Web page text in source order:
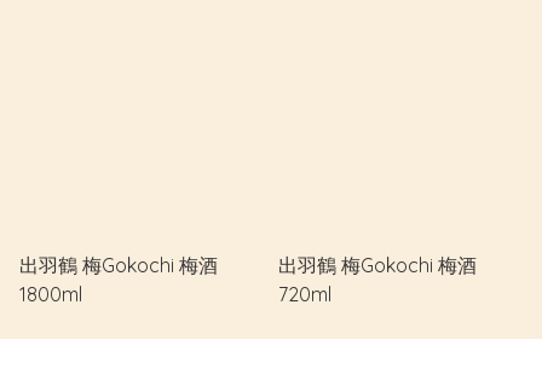
出羽鶴 梅Gokochi 梅酒
1800ml
出羽鶴 梅Gokochi 梅酒
720ml